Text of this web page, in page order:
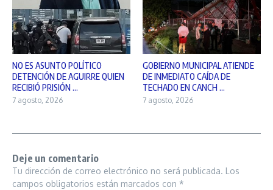
NO ES ASUNTO POLÍTICO
DETENCIÓN DE AGUIRRE QUIEN
RECIBIÓ PRISIÓN ...
7 agosto, 2026
GOBIERNO MUNICIPAL ATIENDE
DE INMEDIATO CAÍDA DE
TECHADO EN CANCH ...
7 agosto, 2026
Deje un comentario
Tu dirección de correo electrónico no será publicada. Los
campos obligatorios están marcados con *